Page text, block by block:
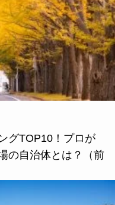
グTOP10！プロが
の自治体とは？（前